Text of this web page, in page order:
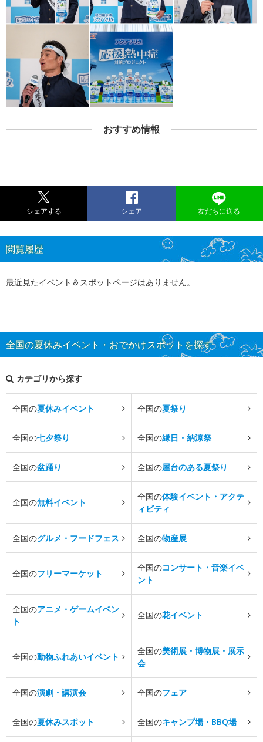
おすすめ情報
シェアする シェア 友だちに送る
閲覧履歴
最近見たイベント＆スポットページはありません。
全国の夏休みイベント・おでかけスポットを探す
カテゴリから探す
全国の夏休みイベント 全国の夏祭り
全国の七夕祭り 全国の縁日・納涼祭
全国の盆踊り 全国の屋台のある夏祭り
全国の無料イベント
全国の体験イベント・アクテ
ィビティ
全国のグルメ・フードフェス 全国の物産展
全国のフリーマーケット
全国のコンサート・音楽イベ
ント
全国のアニメ・ゲームイベン
ト
全国の花イベント
全国の動物ふれあいイベント
全国の美術展・博物展・展示
会
全国の演劇・講演会 全国のフェア
全国の夏休みスポット 全国のキャンプ場・BBQ場